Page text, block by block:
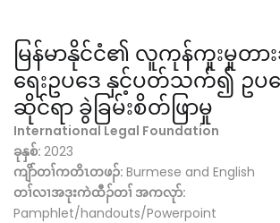
မြန်မာနိုင်ငံ၏ လူကုန်ကူးမှုတား
ရေးဥပဒေ နှင့်ပတ်သက်၍ ဥပဒ
ဆိုင်ရာ ခွဲခြမ်းစိတ်ဖြာမှု
International Legal Foundation
ခုနှစ်: 2023
ကျိာ်တၢ်ကတိၤတဖၣ်: Burmese and English
တၢ်လၢအဒုးကဲထီၣ်တၢ် အကလုာ်:
Pamphlet/handouts/Powerpoint